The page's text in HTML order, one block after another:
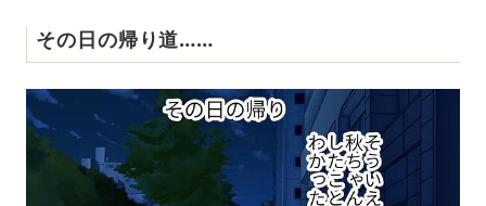
その日の帰り道……